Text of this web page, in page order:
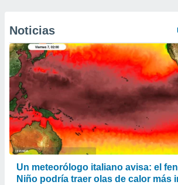
Noticias
Un meteorólogo italiano avisa: el
Niño podría traer olas de calor más